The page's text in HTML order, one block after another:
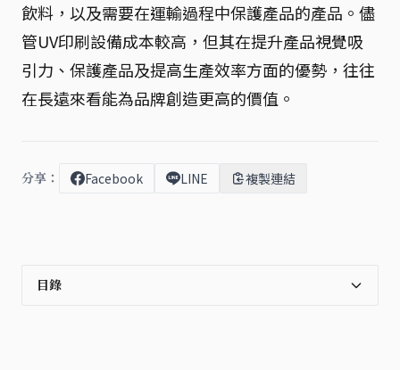
飲料，以及需要在運輸過程中保護產品的產品。儘
管UV印刷設備成本較高，但其在提升產品視覺吸
引力、保護產品及提高生產效率方面的優勢，往往
在長遠來看能為品牌創造更高的價值。
分享： Facebook LINE 複製連結
目錄